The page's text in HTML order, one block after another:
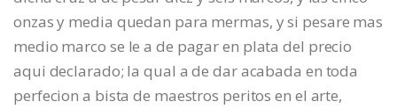
onzas y media quedan para mermas, y si pesare mas
medio marco se le a de pagar en plata del precio
aqui declarado; la qual a de dar acabada en toda
perfecion a bista de maestros peritos en el arte,